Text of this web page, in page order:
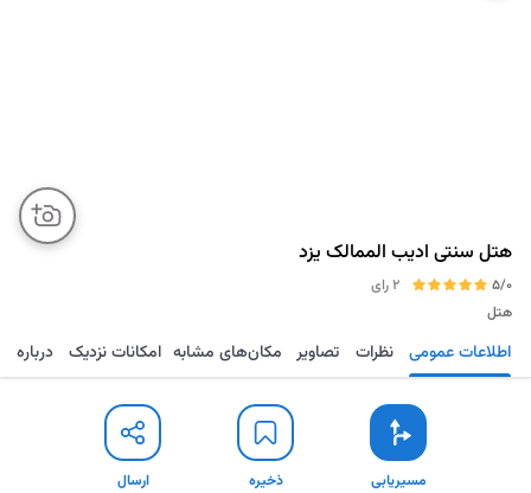
هتل سنتی ادیب الممالک یزد
5/0
2 رای
هتل
مسیریابی ذخیره ارسال اطلاعات عمومی نظرات تصاویر مکان‌های مشابه امکانات نزدیک درباره
مسیریابی ذخیره ارسال